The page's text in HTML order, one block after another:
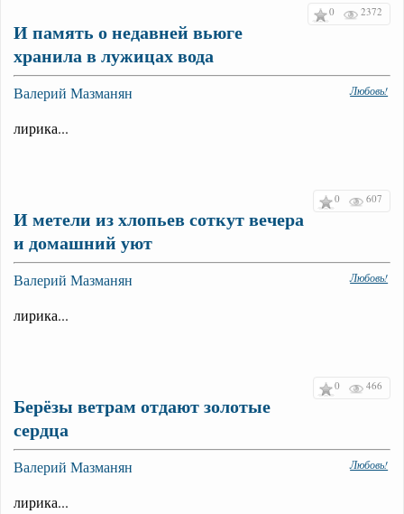
0 2372
И память о недавней вьюге
хранила в лужицах вода
Валерий Мазманян Любовь!
лирика...
0 607
И метели из хлопьев соткут вечера
и домашний уют
Валерий Мазманян Любовь!
лирика...
0 466
Берёзы ветрам отдают золотые
сердца
Валерий Мазманян Любовь!
лирика...